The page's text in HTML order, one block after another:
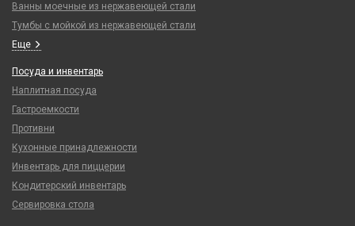
Ванны моечные из нержавеющей стали
Тумбы с мойкой из нержавеющей стали
Еще
Посуда и инвентарь
Наплитная посуда
Гастроемкости
Противни
Кухонные принадлежности
Инвентарь для пиццерии
Кондитерский инвентарь
Сервировка стола